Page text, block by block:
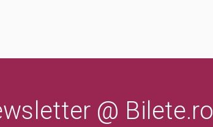
– 198 lei + comisioane
328.50 lei + comisioane
– 225 lei + comisioane@ Bilete.ro